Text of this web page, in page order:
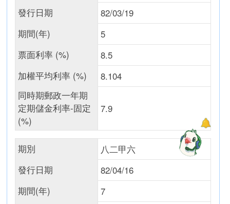
發行日期
82/03/19
期間(年)
5
票面利率 (%)
8.5
加權平均利率 (%)
8.104
同時期郵政一年期
定期儲金利率-固定
(%)
7.9
期別
八二甲六
發行日期
82/04/16
期間(年)
7